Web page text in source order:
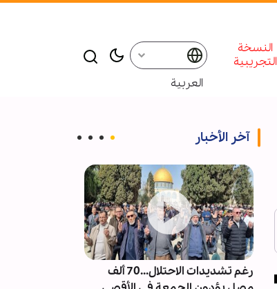
النسخة
التجريبية
العربية
آخر الأخبار
رغم تشديدات الاحتلال...70 ألف